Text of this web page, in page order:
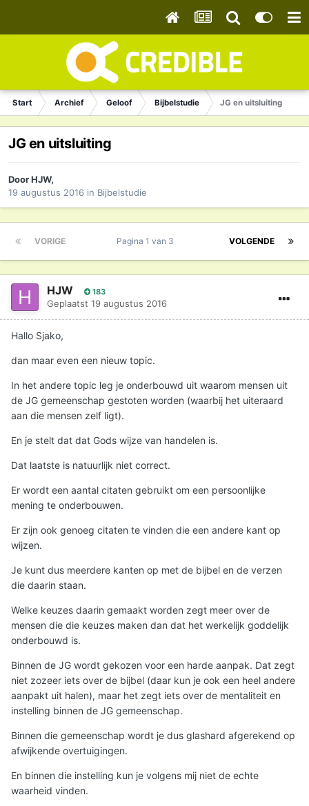
Start Archief Geloof Bijbelstudie JG en uitsluiting
JG en uitsluiting
DoorHJW,
19 augustus 2016 in Bijbelstudie
VORIGE VOLGENDE
Pagina 1 van 3
HJW 183
Geplaatst 19 augustus 2016
Hallo Sjako,
dan maar even een nieuw topic.
In het andere topic leg je onderbouwd uit waarom mensen uit
de JG gemeenschap gestoten worden (waarbij het uiteraard
aan die mensen zelf ligt).
En je stelt dat dat Gods wijze van handelen is.
Dat laatste is natuurlijk niet correct.
Er wordt een aantal citaten gebruikt om een persoonlijke
mening te onderbouwen.
Er zijn ook genoeg citaten te vinden die een andere kant op
wijzen.
Je kunt dus meerdere kanten op met de bijbel en de verzen
die daarin staan.
Welke keuzes daarin gemaakt worden zegt meer over de
mensen die die keuzes maken dan dat het werkelijk goddelijk
onderbouwd is.
Binnen de JG wordt gekozen voor een harde aanpak. Dat zegt
niet zozeer iets over de bijbel (daar kun je ook een heel andere
aanpakt uit halen), maar het zegt iets over de mentaliteit en
instelling binnen de JG gemeenschap.
Binnen die gemeenschap wordt je dus glashard afgerekend op
afwijkende overtuigingen.
En binnen die instelling kun je volgens mij niet de echte
waarheid vinden.